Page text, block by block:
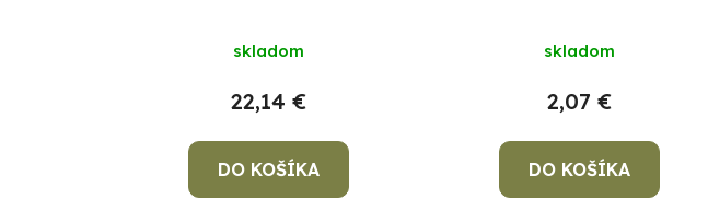
skladom
22,14 €
DO KOŠÍKA
skladom
2,07 €
DO KOŠÍKA